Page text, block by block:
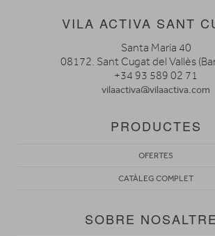
VILA ACTIVA SANT
Santa María 40
08172. Sant Cugat del Vallès
+34 93 589 02 71
vilaactiva@vilaactiva.com
PRODUCTES
OFERTES
CATÀLEG COMPLET
SOBRE